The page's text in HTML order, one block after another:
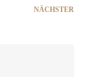
NÄCHSTER